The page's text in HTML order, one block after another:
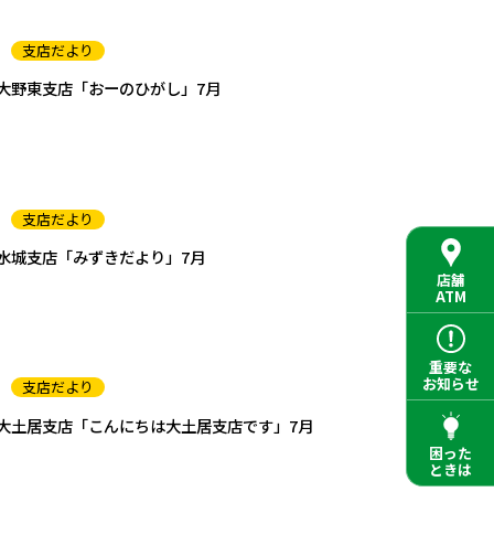
店舗
ATM
重要な
お知らせ
困った
ときは
支店だより
野東支店「おーのひがし」7月
支店だより
城支店「みずきだより」7月
支店だより
土居支店「こんにちは大土居支店です」7月